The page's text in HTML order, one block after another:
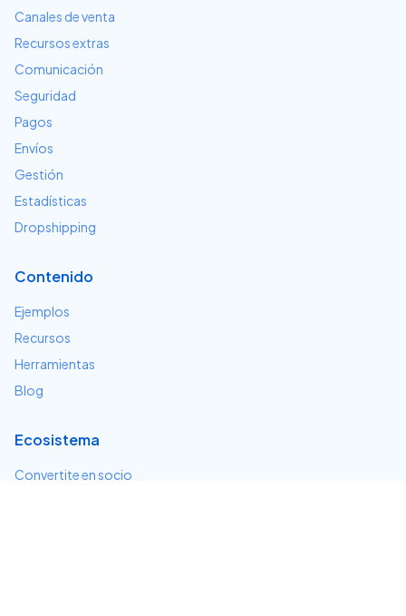
Canales de venta
Recursos extras
Comunicación
Seguridad
Pagos
Envíos
Gestión
Estadísticas
Dropshipping
Contenido
Ejemplos
Recursos
Herramientas
Blog
Ecosistema
Convertite en socio